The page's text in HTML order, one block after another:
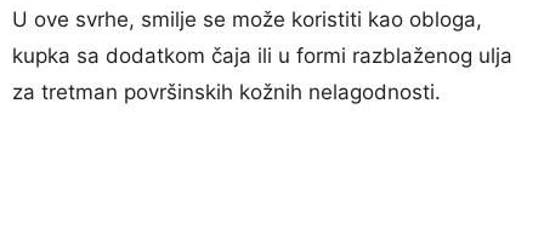
U ove svrhe, smilje se može koristiti kao obloga,
kupka sa dodatkom čaja ili u formi razblaženog ulja
za tretman površinskih kožnih nelagodnosti.